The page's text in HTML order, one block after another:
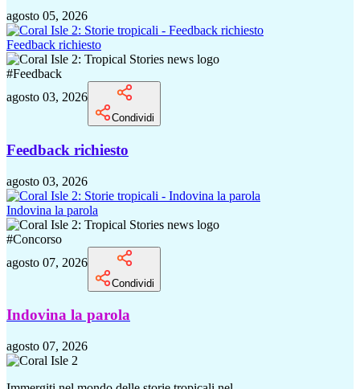
agosto 05, 2026
Feedback richiesto
#Feedback
agosto 03, 2026
Condividi
Feedback richiesto
agosto 03, 2026
Indovina la parola
#Concorso
agosto 07, 2026
Condividi
Indovina la parola
agosto 07, 2026